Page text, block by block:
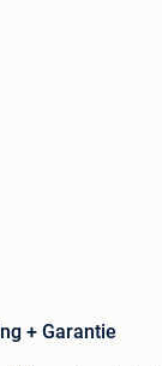
+ Garantie